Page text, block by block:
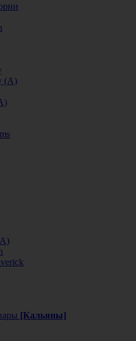
(А)
[Кальяны]